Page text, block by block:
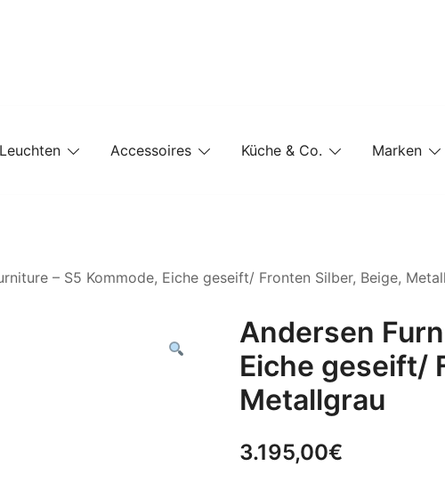
Leuchten Accessoires Küche & Co. Marken
– S5 Kommode, Eiche geseift/ Fronten Silber, Beige,
Andersen
Eiche geseift/
Metallgrau
3.195,00€